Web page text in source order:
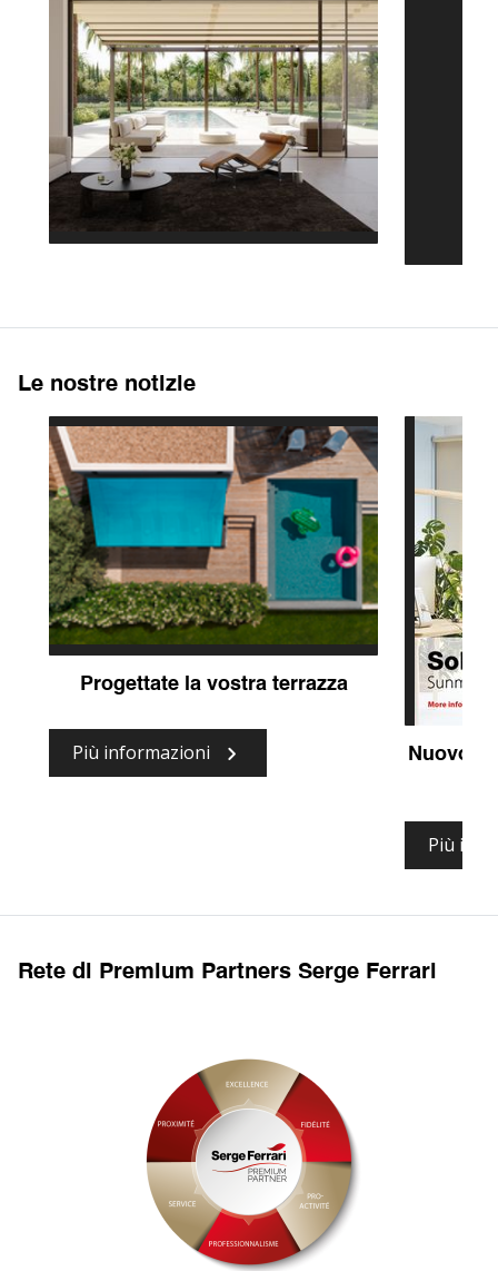
Le nostre notizie
Progettate la vostra terrazza
Più informazioni
Nuovo
Più
Rete di Premium Partners Serge Ferrari